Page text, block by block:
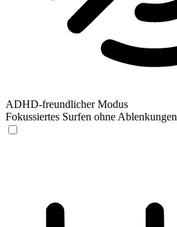
ADHD-freundlicher Modus
Fokussiertes Surfen ohne Ablenkungen